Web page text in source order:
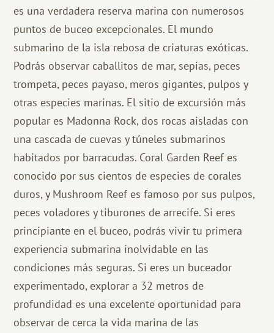
es una verdadera reserva marina con numerosos
puntos de buceo excepcionales. El mundo
submarino de la isla rebosa de criaturas exóticas.
Podrás observar caballitos de mar, sepias, peces
trompeta, peces payaso, meros gigantes, pulpos y
otras especies marinas. El sitio de excursión más
popular es Madonna Rock, dos rocas aisladas con
una cascada de cuevas y túneles submarinos
habitados por barracudas. Coral Garden Reef es
conocido por sus cientos de especies de corales
duros, y Mushroom Reef es famoso por sus pulpos,
peces voladores y tiburones de arrecife. Si eres
principiante en el buceo, podrás vivir tu primera
experiencia submarina inolvidable en las
condiciones más seguras. Si eres un buceador
experimentado, explorar a 32 metros de
profundidad es una excelente oportunidad para
observar de cerca la vida marina de las